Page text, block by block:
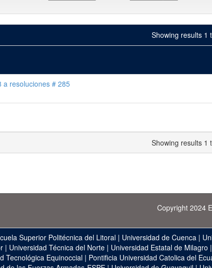
Showing results 1
a resoluciones # 285
Showing results 1
Copyright 2024
Superior Politécnica del Litoral | Universidad de Cuenca |
| Universidad Técnica del Norte| Universidad Estatal de Milagro |
Tecnológica Equinoccial| Pontificia Universidad Catolica del